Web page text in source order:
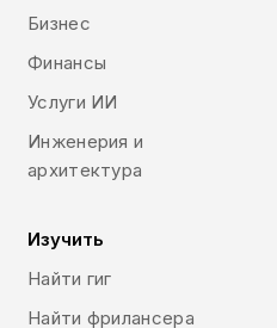
Бизнес
Финансы
Услуги ИИ
Инженерия и
архитектура
Изучить
Найти гиг
Найти фрилансера